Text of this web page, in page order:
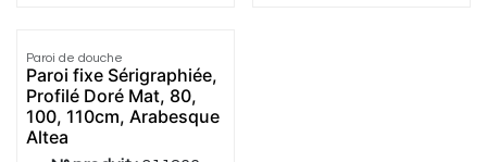
Paroi de douche
Paroi fixe Sérigraphiée,
Profilé Doré Mat, 80,
100, 110cm, Arabesque
Altea